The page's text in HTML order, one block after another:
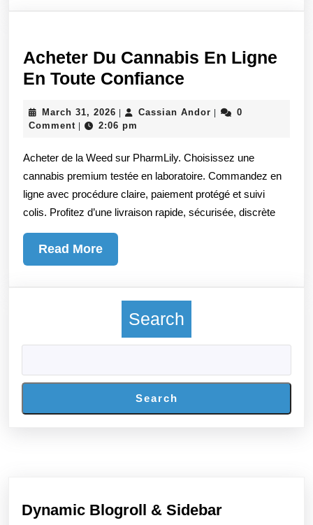
pour
et
professionnels
Acheter Du Cannabis En Ligne
En Toute Confiance
Cannabis
Ligne
En
Toute
Confiance
March 31, 2026 March
31,
| Cassian Andor Cassian
|
0
Comment | 2:06 pm
Acheter de la Weed sur PharmLily. Choisissez une
cannabis premium testée en laboratoire. Commandez en
ligne avec procédure claire, paiement protégé et suivi
colis. Profitez d’une livraison rapide, sécurisée, discrète
Read MoreRead
More
Search
Search
Dynamic Blogroll & Sidebar